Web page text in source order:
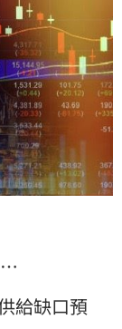
…
給缺口預